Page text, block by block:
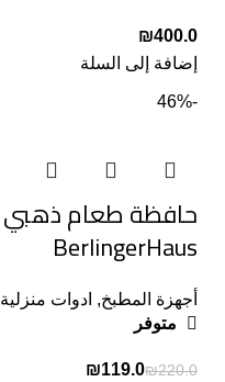
₪
إضافة إلى السلة
-46%
حافظة طعام ذهبي
BerlingerHaus
أجهزة المطبخ, ادوات منزلية
متوفر
₪220.0
₪119.0